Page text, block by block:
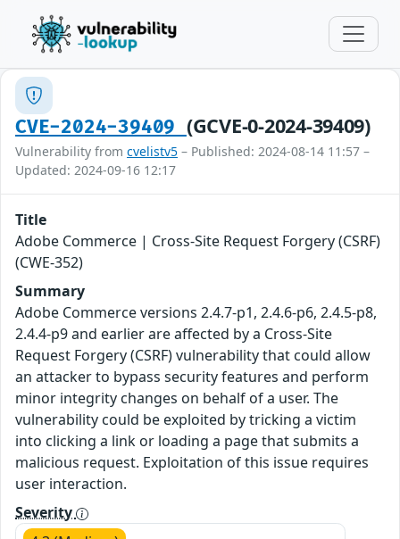
CVE-2024-39409 (GCVE-0-2024-39409)
Vulnerability from cvelistv5 – Published: 2024-08-14 11:57 –
Updated: 2024-09-16 12:17
Title
Adobe Commerce | Cross-Site Request Forgery (CSRF)
(CWE-352)
Summary
Adobe Commerce versions 2.4.7-p1, 2.4.6-p6, 2.4.5-p8,
2.4.4-p9 and earlier are affected by a Cross-Site
Request Forgery (CSRF) vulnerability that could allow
an attacker to bypass security features and perform
minor integrity changes on behalf of a user. The
vulnerability could be exploited by tricking a victim
into clicking a link or loading a page that submits a
malicious request. Exploitation of this issue requires
user interaction.
Severity